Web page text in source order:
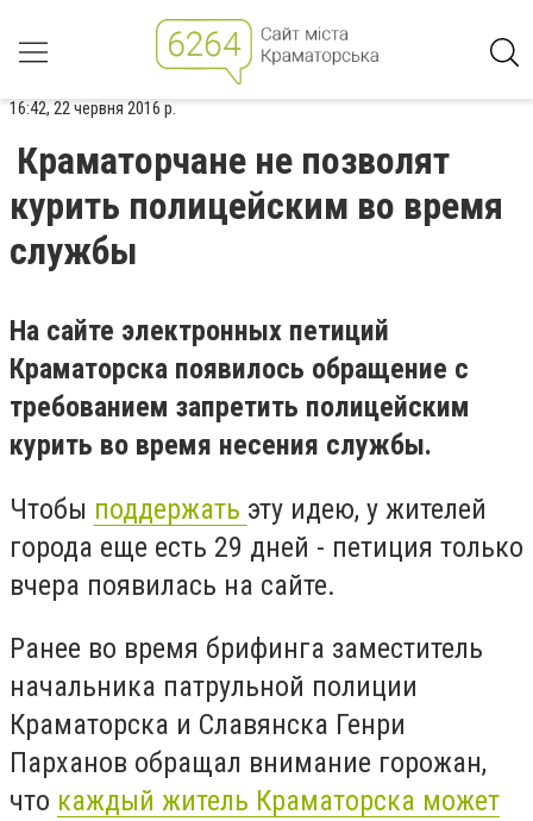
16:42, 22 червня 2016 р.
Краматорчане не позволят
курить полицейским во время
службы
На сайте электронных петиций
Краматорска появилось обращение с
требованием запретить полицейским
курить во время несения службы.
Чтобы поддержать эту идею, у жителей
города еще есть 29 дней - петиция только
вчера появилась на сайте.
Ранее во время брифинга заместитель
начальника патрульной полиции
Краматорска и Славянска Генри
Парханов обращал внимание горожан,
что каждый житель Краматорска может